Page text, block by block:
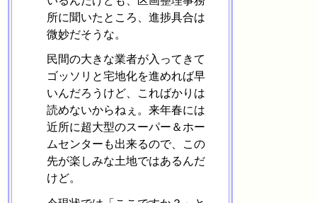
所に聞いたところ、進捗具合は
微妙だそうな。
民間の大きな業者が入ってきて
ゴッソリと宅地化を進めれば早
いんだろうけど、こればかりは
読めないからねぇ。来年春には
近所に超大型のスーパー＆ホー
ムセンターも出来るので、この
先が楽しみな土地ではあるんだ
けど。